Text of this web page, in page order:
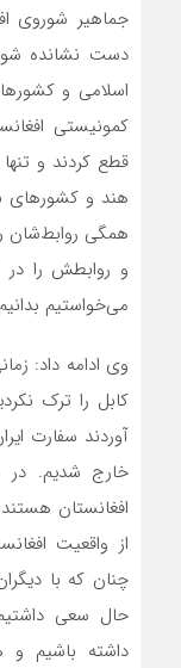
جماهیر شوروی
دست نشانده
اسلامی و
کمونیستی
قطع کردند و
هند و کشورهای
همگی روابط‌شان
و روابطش را
می‌خواستیم
وی ادامه داد:
کابل را ترک
آوردند سفارت
خارج شدیم. در
افغانستان
از واقعیت
چنان که با
حال سعی
داشته باشیم و